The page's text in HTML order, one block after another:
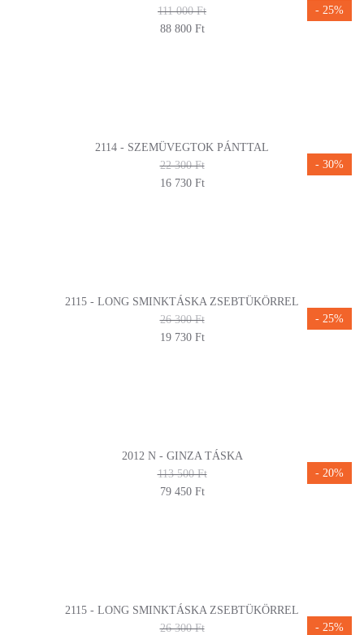
111 000 Ft
88 800 Ft
2114 - SZEMÜVEGTOK PÁNTTAL
22 300 Ft
16 730 Ft
2115 - LONG SMINKTÁSKA ZSEBTÜKÖRREL
26 300 Ft
19 730 Ft
- 25%
2012 N - GINZA TÁSKA
113 500 Ft
79 450 Ft
- 30%
2115 - LONG SMINKTÁSKA ZSEBTÜKÖRREL
26 300 Ft
- 25%
- 20%
- 25%